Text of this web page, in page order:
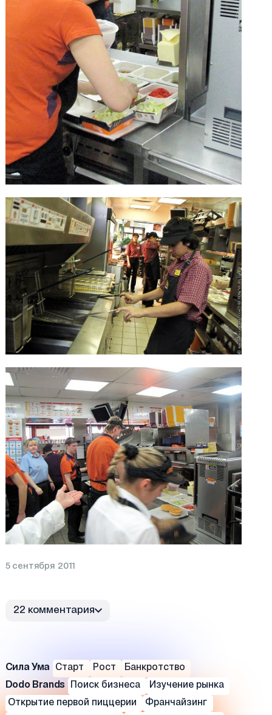
5 сентября 2011
22 комментария
Сила Ума Старт Рост Банкротство
Dodo Brands Поиск бизнеса Изучение рынка
Открытие первой пиццерии Франчайзинг